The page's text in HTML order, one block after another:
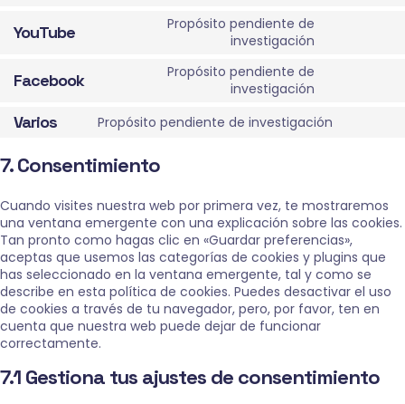
YouTube
Propósito pendiente de
investigación
Facebook
Propósito pendiente de
investigación
service
Varios Propósito pendiente de investigación
7. Consentimiento
Cuando visites nuestra web por primera vez, te mostraremos
una ventana emergente con una explicación sobre las cookies.
Tan pronto como hagas clic en «Guardar preferencias»,
aceptas que usemos las categorías de cookies y plugins que
has seleccionado en la ventana emergente, tal y como se
describe en esta política de cookies. Puedes desactivar el uso
de cookies a través de tu navegador, pero, por favor, ten en
cuenta que nuestra web puede dejar de funcionar
correctamente.
7.1 Gestiona tus ajustes de consentimiento